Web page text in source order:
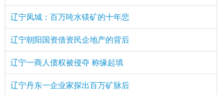
辽宁凤城：百万吨水镁矿的十年悲
辽宁朝阳国资借资民企地产的背后
辽宁一商人债权被侵夺 称缘起填
辽宁丹东一企业家探出百万矿脉后